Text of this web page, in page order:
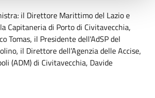
il Direttore Marittimo del Lazio e
Capitaneria di Porto di Civitavecchia,
Tomas, il Presidente dell'AdSP del
il Direttore dell’Agenzia delle Accise,
(ADM) di Civitavecchia, Davide